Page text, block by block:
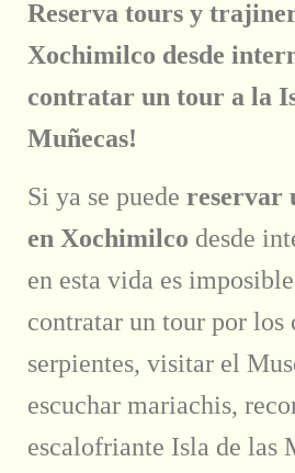
Reserva tours y
Xochimilco desde
contratar un tour a la
Muñecas!
Si ya se puede reservar
en Xochimilco desde
en esta vida es
contratar un tour por los
serpientes, visitar el
escuchar mariachis,
escalofriante Isla de las